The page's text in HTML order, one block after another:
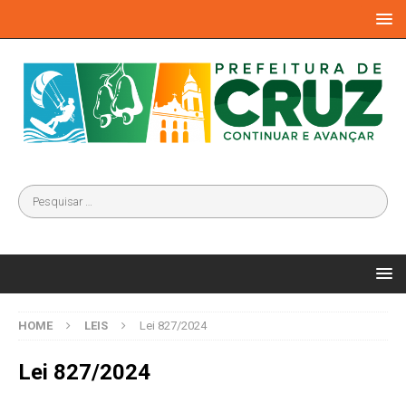
HOME LEIS Lei 827/2024
Lei 827/2024